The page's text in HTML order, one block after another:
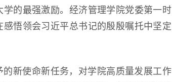
的最强激励。经济管理学院党委第一时
悟领会习近平总书记的殷殷嘱托中坚定
新使命新任务，对学院高质量发展工作